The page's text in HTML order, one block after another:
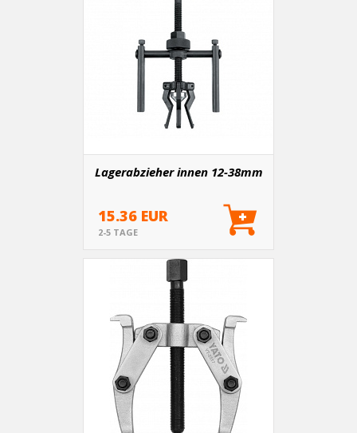
Lagerabzieher innen 12-38mm
15.36 EUR
2-5 TAGE